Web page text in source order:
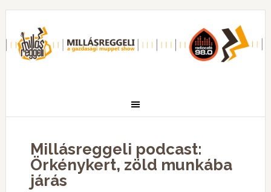
Millásreggeli podcast:
Örkénykert, zöld munkába
járás